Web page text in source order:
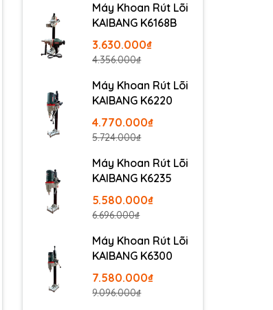
Máy Khoan Rút Lõi
KAIBANG K6168B
3.630.000₫
4.356.000₫
Máy Khoan Rút Lõi
KAIBANG K6220
4.770.000₫
5.724.000₫
Máy Khoan Rút Lõi
KAIBANG K6235
5.580.000₫
6.696.000₫
Máy Khoan Rút Lõi
KAIBANG K6300
7.580.000₫
9.096.000₫